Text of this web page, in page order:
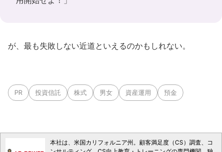
が、最も失敗しない近道といえるのかもしれない。
PR 投資信託 株式 男女 資産運用 預金
本社は、米国カリフォルニア州。顧客満足度（CS）調査、コ